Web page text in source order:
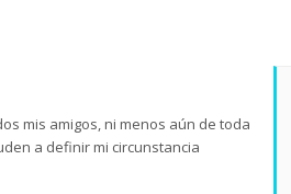
mis amigos, ni menos aún de toda
a definir mi circunstancia